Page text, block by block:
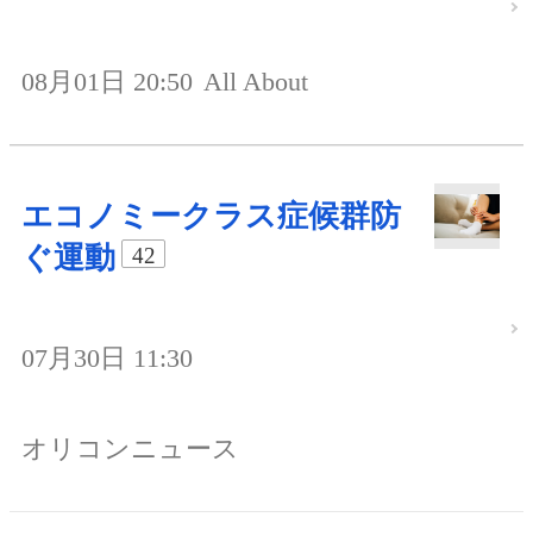
08月01日 20:50 All About
エコノミークラス症候群防
ぐ運動
42
07月30日 11:30
オリコンニュース